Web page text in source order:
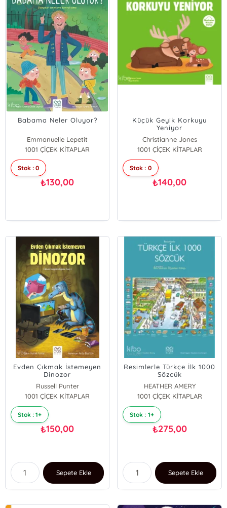
Babama Neler Oluyor?
Emmanuelle Lepetit
1001 ÇİÇEK KİTAPLAR
Stok : 0
₺130,00
Küçük Geyik Korkuyu
Yeniyor
Christianne Jones
1001 ÇİÇEK KİTAPLAR
Stok : 0
₺140,00
Evden Çıkmak İstemeyen
Dinozor
Russell Punter
1001 ÇİÇEK KİTAPLAR
Stok : 1+
₺150,00
Sepete Ekle
Resimlerle Türkçe İlk 1000
Sözcük
HEATHER AMERY
1001 ÇİÇEK KİTAPLAR
Stok : 1+
₺275,00
Sepete Ekle